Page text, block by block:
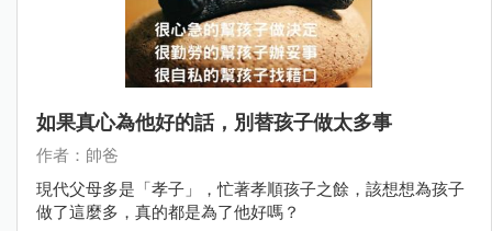
如果真心為他好的話，別替孩子做太多事
作者：帥爸
現代父母多是「孝子」，忙著孝順孩子之餘，該想想為孩子
做了這麼多，真的都是為了他好嗎？